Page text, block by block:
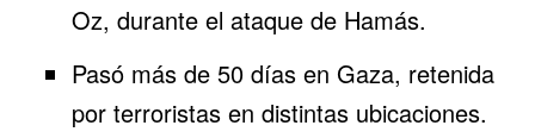
Oz, durante el ataque de Hamás.
Pasó más de 50 días en Gaza, retenida
por terroristas en distintas ubicaciones.